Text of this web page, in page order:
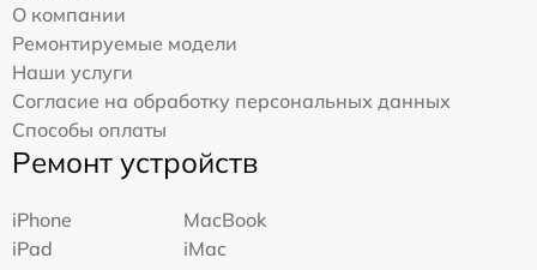
О компании
Ремонтируемые модели
Наши услуги
Согласие на обработку персональных данных
Способы оплаты
Ремонт устройств
iPhone
MacBook
iPad
iMac